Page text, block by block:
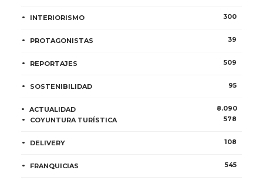
INTERIORISMO 300
PROTAGONISTAS 39
REPORTAJES 509
SOSTENIBILIDAD 95
ACTUALIDAD
8.090
COYUNTURA TURÍSTICA
578
DELIVERY 108
FRANQUICIAS 545